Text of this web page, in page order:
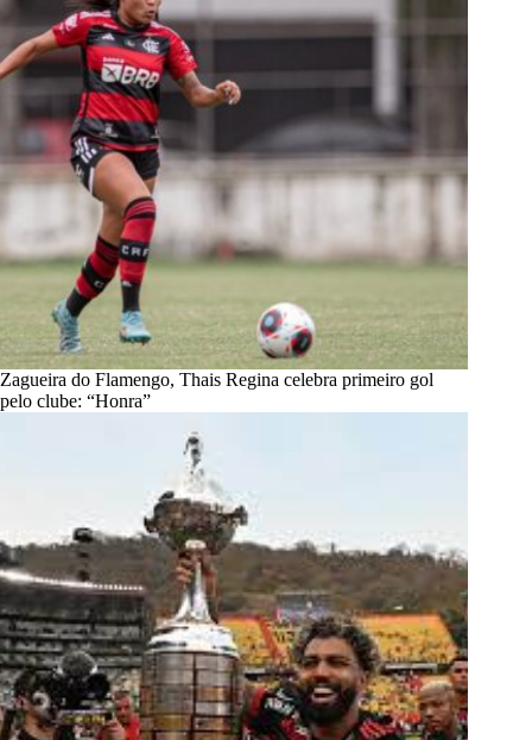
Zagueira do Flamengo, Thais Regina celebra primeiro gol
pelo clube: “Honra”